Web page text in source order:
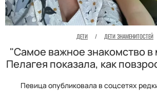
ДЕТИ / ДЕТИ ЗНАМЕНИТОСТЕЙ
"Самое важное знакомство
Пелагея показала, как
Певица опубликовала в соцсетях